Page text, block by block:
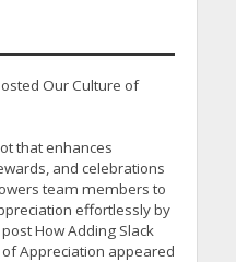
Our Culture of
that enhances
and celebrations
team members to
effortlessly by
How Adding Slack
Appreciation appeared